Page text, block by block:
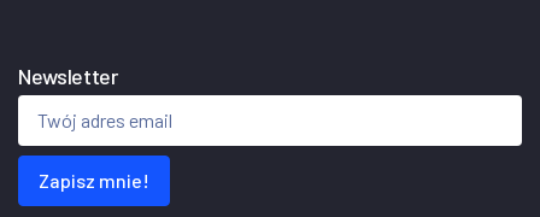
Newsletter
Zapisz mnie!